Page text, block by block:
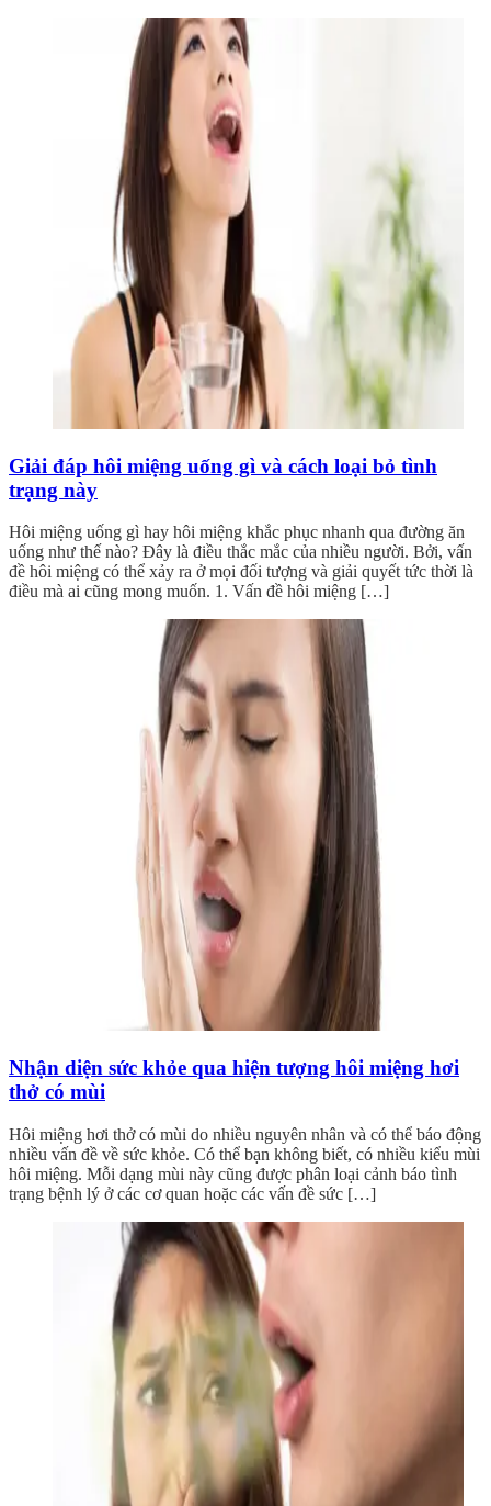
Giải đáp hôi miệng uống gì và cách loại bỏ tình
trạng này
Hôi miệng uống gì hay hôi miệng khắc phục nhanh qua đường ăn
uống như thế nào? Đây là điều thắc mắc của nhiều người. Bởi, vấn
đề hôi miệng có thể xảy ra ở mọi đối tượng và giải quyết tức thời là
điều mà ai cũng mong muốn. 1. Vấn đề hôi miệng […]
Nhận diện sức khỏe qua hiện tượng hôi miệng hơi
thở có mùi
Hôi miệng hơi thở có mùi do nhiều nguyên nhân và có thể báo động
nhiều vấn đề về sức khỏe. Có thể bạn không biết, có nhiều kiểu mùi
hôi miệng. Mỗi dạng mùi này cũng được phân loại cảnh báo tình
trạng bệnh lý ở các cơ quan hoặc các vấn đề sức […]